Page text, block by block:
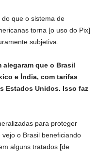
que o sistema de
torna [o uso do Pix]
subjetiva.
alegaram que o Brasil
e Índia, com tarifas
Estados Unidos. Isso faz
para proteger
o Brasil beneficiando
alguns tratados [de